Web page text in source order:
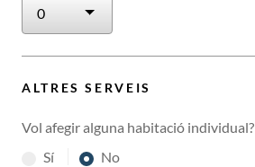
ALTRES SERVEIS
Vol afegir alguna habitació individual?
Sí
No